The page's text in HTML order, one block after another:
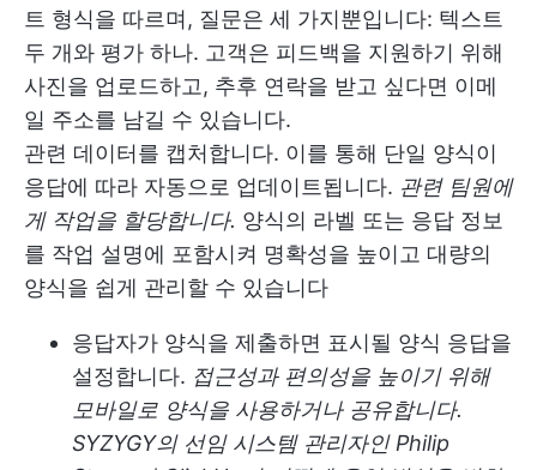
트 형식을 따르며, 질문은 세 가지뿐입니다: 텍스트
두 개와 평가 하나. 고객은 피드백을 지원하기 위해
사진을 업로드하고, 추후 연락을 받고 싶다면 이메
일 주소를 남길 수 있습니다.
관련 데이터를 캡처합니다. 이를 통해 단일 양식이
응답에 따라 자동으로 업데이트됩니다. 관련 팀원에
게 작업을 할당합니다. 양식의 라벨 또는 응답 정보
를 작업 설명에 포함시켜 명확성을 높이고 대량의
양식을 쉽게 관리할 수 있습니다
응답자가 양식을 제출하면 표시될 양식 응답을
설정합니다. 접근성과 편의성을 높이기 위해
모바일로 양식을 사용하거나 공유합니다.
SYZYGY의 선임 시스템 관리자인 Philip